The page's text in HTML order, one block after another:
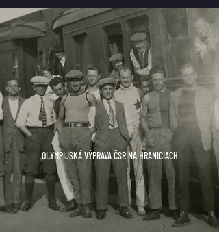
OLYMPIJSKÁ VÝPRAVA ČSR NA HRANICIACH